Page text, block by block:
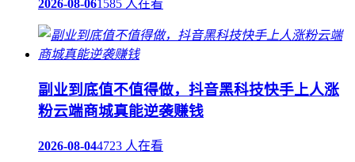
2026-08-061585 人在看
副业到底值不值得做，抖音黑科技快手上人涨
粉云端商城真能逆袭赚钱
2026-08-044723 人在看